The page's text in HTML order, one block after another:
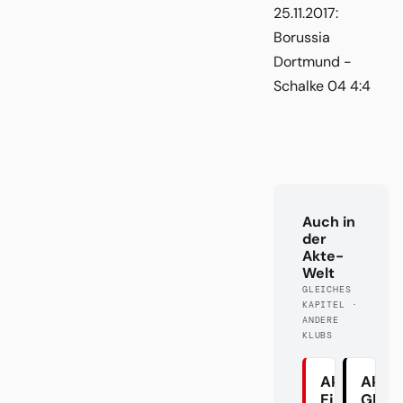
25.11.2017:
Borussia
Dortmund -
Schalke 04 4:4
Auch in
der
Akte-
Welt
GLEICHES
KAPITEL ·
ANDERE
KLUBS
Akte
Akte